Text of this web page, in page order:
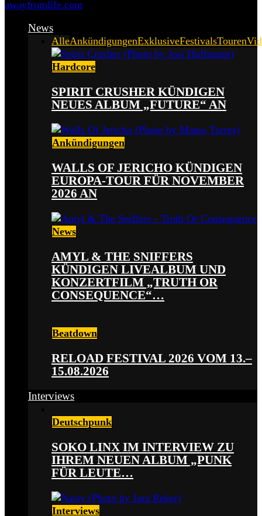
News
AlleAnkündigungenExklusiveFestivalsTouren
Hardcore
SPIRIT CRUSHER KÜNDIGEN
NEUES ALBUM „FUTURE“ AN
Ankündigungen
WALLS OF JERICHO KÜNDIGEN
EUROPA-TOUR FÜR NOVEMBER
2026 AN
News
AMYL & THE SNIFFERS
KÜNDIGEN LIVEALBUM UND
KONZERTFILM „TRUTH OR
CONSEQUENCE“…
Beatdown
RELOAD FESTIVAL 2026 VOM 13.–
15.08.2026
Interviews
Deutschpunk
SOKO LINX IM INTERVIEW ZU
IHREM NEUEN ALBUM „PUNK
FÜR LEUTE…
Interviews